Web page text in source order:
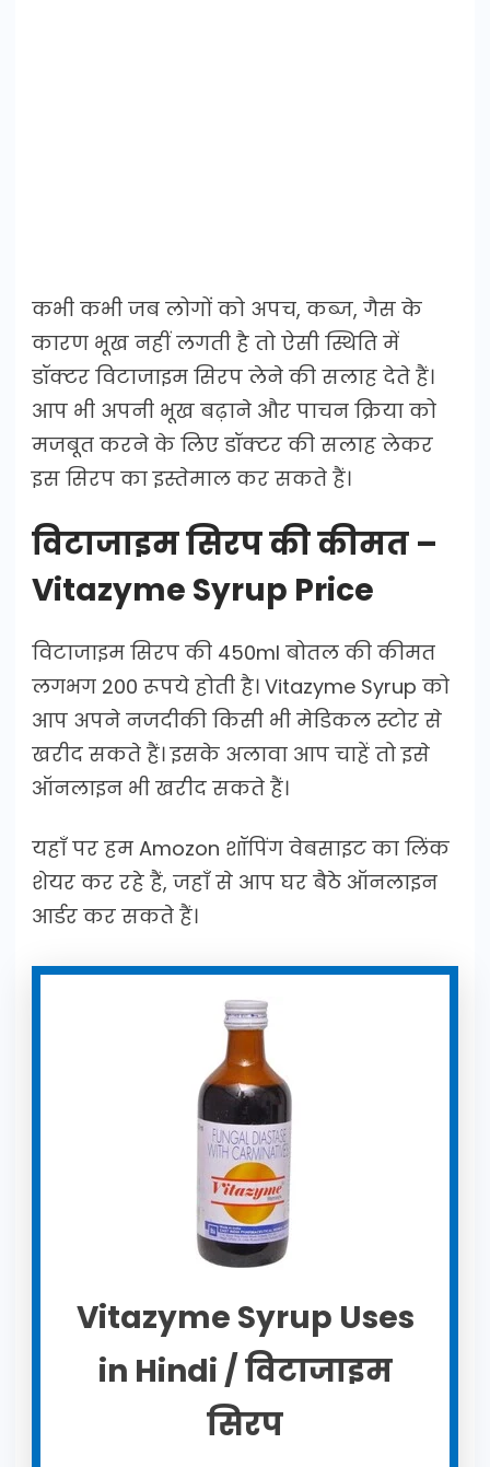
कभी कभी जब लोगों को अपच, कब्ज, गैस के
कारण भूख नहीं लगती है तो ऐसी स्थिति में
डॉक्टर विटाजाइम सिरप लेने की सलाह देते हैं।
आप भी अपनी भूख बढ़ाने और पाचन क्रिया को
मजबूत करने के लिए डॉक्टर की सलाह लेकर
इस सिरप का इस्तेमाल कर सकते हैं।
विटाजाइम सिरप की कीमत –
Vitazyme Syrup Price
विटाजाइम सिरप की 450ml बोतल की कीमत
लगभग 200 रूपये होती है। Vitazyme Syrup को
आप अपने नजदीकी किसी भी मेडिकल स्टोर से
खरीद सकते हैं। इसके अलावा आप चाहें तो इसे
ऑनलाइन भी खरीद सकते हैं।
यहाँ पर हम Amozon शॉपिंग वेबसाइट का लिंक
शेयर कर रहे हैं, जहाँ से आप घर बैठे ऑनलाइन
आर्डर कर सकते हैं।
Vitazyme Syrup Uses
in Hindi / विटाजाइम
सिरप